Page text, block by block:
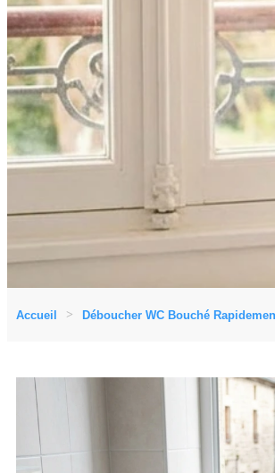
Accueil Déboucher WC Bouché